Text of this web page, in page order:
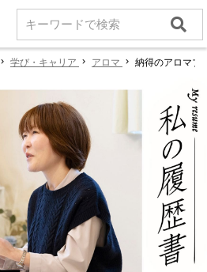
学び・キャリア アロマ 納得のアロマブ